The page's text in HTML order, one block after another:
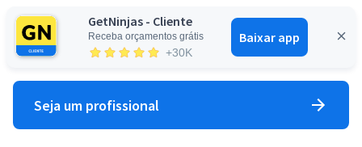
GetNinjas - Cliente
Receba orçamentos grátis
+30K
Baixar app
Entrar
Seja um profissional